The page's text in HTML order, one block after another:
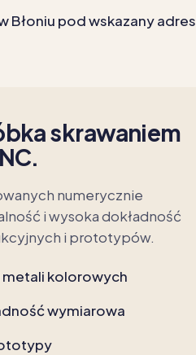
Błoniu pod wskazany adres
skrawaniem
numerycznie
i wysoka dokładność
i prototypów.
metali kolorowych
wymiarowa